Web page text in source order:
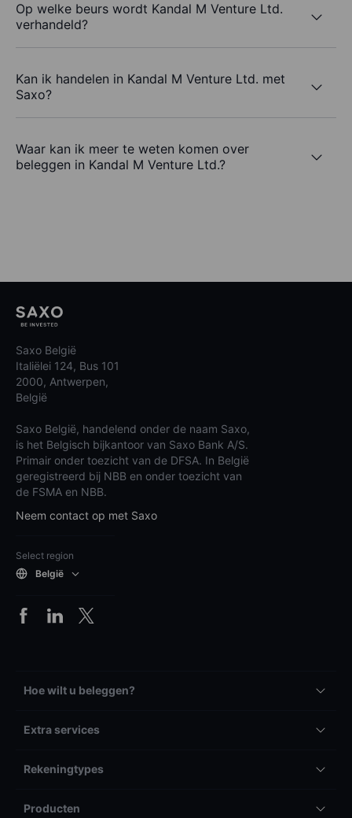
Op welke beurs wordt Kandal M Venture Ltd.
verhandeld?
Kan ik handelen in Kandal M Venture Ltd. met
Saxo?
Waar kan ik meer te weten komen over
beleggen in Kandal M Venture Ltd.?
Saxo België
Italiëlei 124, Bus 101
2000, Antwerpen,
België
Saxo België, handelend onder de naam Saxo,
is het Belgisch bijkantoor van Saxo Bank A/S.
Primair onder toezicht van de DFSA. In België
geregistreerd bij NBB en onder toezicht van
de FSMA en NBB.
Neem contact op met Saxo
Select region
België
Hoe wilt u beleggen?
Extra services
Rekeningtypes
Producten